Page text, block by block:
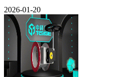
2026-01-20